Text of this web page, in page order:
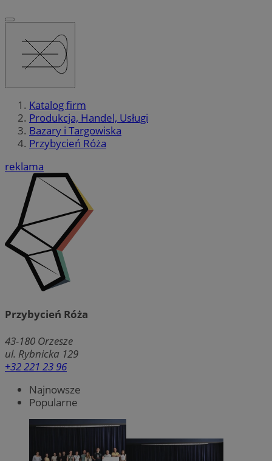
Katalog firm
Produkcja, Handel, Usługi
Bazary i Targowiska
Przybycień Róża
reklama
Przybycień Róża
43-180 Orzesze
ul. Rybnicka 129
+32 221 23 96
Najnowsze
Popularne